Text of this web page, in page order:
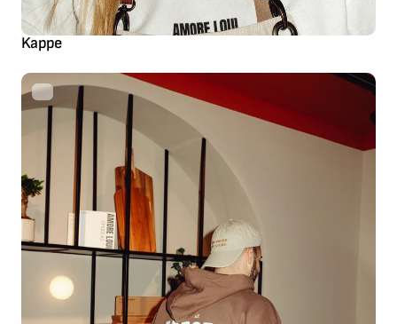
Kappe